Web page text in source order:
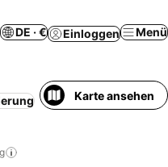
DE · € Einloggen Menü
Klimaanlage Serviced
Karte ansehen